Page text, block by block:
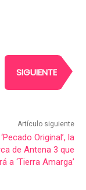
SIGUIENTE
Artículo siguiente
Original’, la
de Antena 3 que
a ‘Tierra Amarga’